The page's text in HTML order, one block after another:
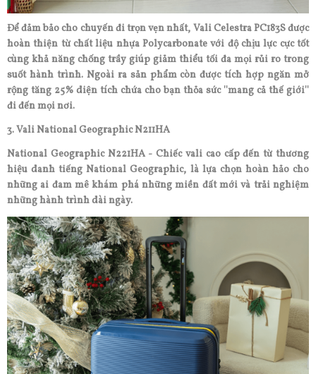
Để đảm bảo cho chuyến đi trọn vẹn nhất, Vali Celestra PC183S được
hoàn thiện từ chất liệu nhựa Polycarbonate với độ chịu lực cực tốt
cùng khả năng chống trầy giúp giảm thiểu tối đa mọi rủi ro trong
suốt hành trình. Ngoài ra sản phẩm còn được tích hợp ngăn mở
rộng tăng 25% diện tích chứa cho bạn thỏa sức ''mang cả thế giới''
đi đến mọi nơi.
3. Vali National Geographic N211HA
National Geographic N221HA - Chiếc vali cao cấp đến từ thương
hiệu danh tiếng National Geographic, là lựa chọn hoàn hảo cho
những ai đam mê khám phá những miền đất mới và trải nghiệm
những hành trình dài ngày.